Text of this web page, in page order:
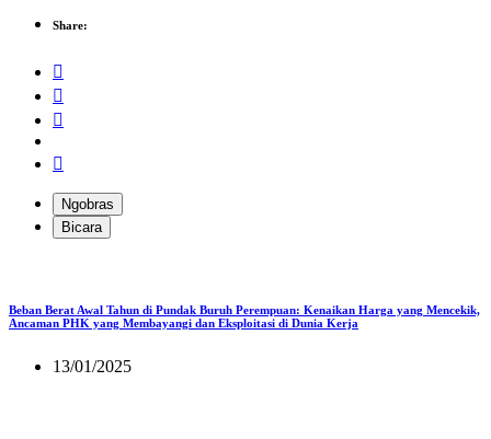
Share:
Ngobras
Bicara
Beban Berat Awal Tahun di Pundak Buruh Perempuan: Kenaikan Harga yang Mencekik,
Ancaman PHK yang Membayangi dan Eksploitasi di Dunia Kerja
13/01/2025